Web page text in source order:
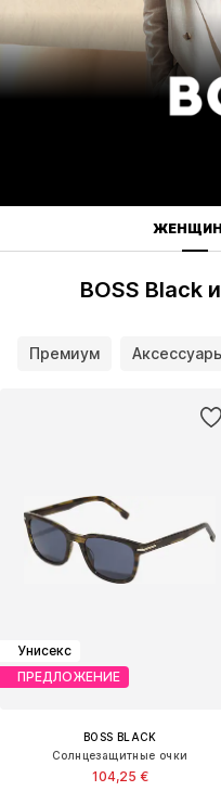
BOSS Black
Премиум
Унисекс
ПРЕДЛОЖЕНИЕ
BOSS BLACK
Солнцезащитные очки
104,25 €